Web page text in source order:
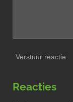
Verstuur reactie
Reacties